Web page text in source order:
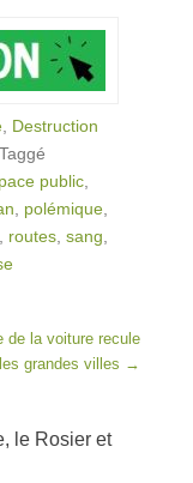
, Destruction
Taggé
public,
, polémique,
, routes, sang,
de la voiture recule
grandes villes →
le Rosier et